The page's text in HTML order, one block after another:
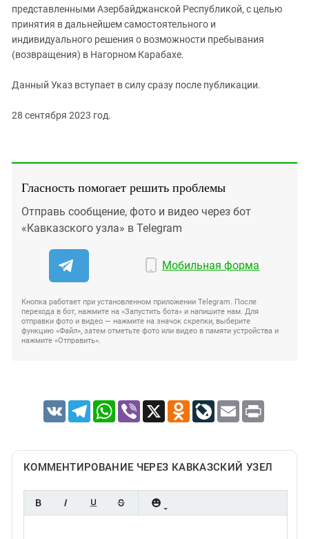
представленными Азербайджанской Республикой, с целью
принятия в дальнейшем самостоятельного и
индивидуального решения о возможности пребывания
(возвращения) в Нагорном Карабахе.
Данный Указ вступает в силу сразу после публикации.
28 сентября 2023 год.
Гласность помогает решить проблемы
Отправь сообщение, фото и видео через бот
«Кавказского узла» в Telegram
Мобильная форма
Кнопка работает при установленном приложении Telegram. После
перехода в бот, нажмите на «Запустить бота» и напишите нам. Для
отправки фото и видео — нажмите на значок скрепки, выберите
функцию «Файл», затем отметьте фото или видео в памяти устройства и
нажмите «Отправить».
VK TelegramWhatsApp
Viber X Odnoklassniki
LiveJournal
Email Print
КОММЕНТИРОВАНИЕ ЧЕРЕЗ КАВКАЗСКИЙ УЗЕЛ